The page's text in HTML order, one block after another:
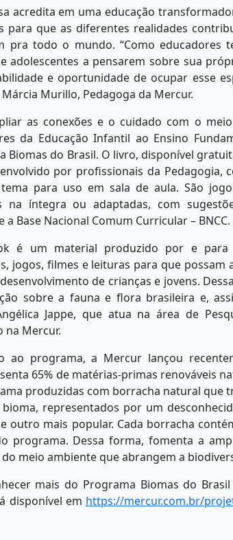
acredita em uma educação
para que as diferentes realidades
pra todo o mundo. “Como educadores
adolescentes a pensarem sobre sua
e oportunidade de ocupar esse
Murillo, Pedagoga da Mercur.
as conexões e o cuidado com o
da Educação Infantil ao Ensino
Biomas do Brasil. O livro, disponível
por profissionais da Pedagogia,
para uso em sala de aula. São
na íntegra ou adaptadas, com
a Base Nacional Comum Curricular – BNCC.
é um material produzido por e para
jogos, filmes e leituras para que
de crianças e jovens.
sobre a fauna e flora brasileira e,
Jappe, que atua na área de
na Mercur.
ao programa, a Mercur lançou
65% de matérias-primas renováveis
produzidas com borracha natural que
bioma, representados por um
outro mais popular. Cada borracha
programa. Dessa forma, fomenta a
meio ambiente que abrangem a
mais do Programa Biomas do Brasil
disponível em https://mercur.com.br/